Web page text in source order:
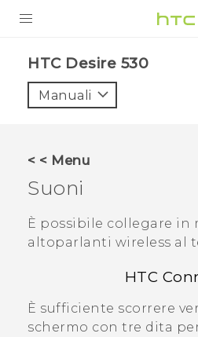
VIVE
ASSISTENZA
Accessori e dispositivi HTC
HTC Desire 530‎
Manuali
< < Menu
Suoni
È possibile collegare in
altoparlanti wireless al
HTC
È sufficiente scorrere
schermo con tre dita